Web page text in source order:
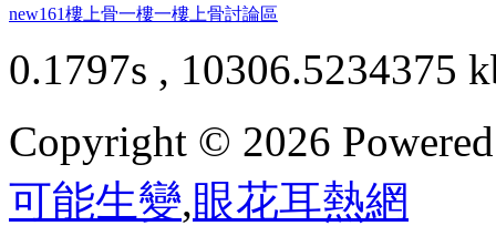
new161樓上骨一樓一樓上骨討論區
0.1797s , 10306.5234375
Copyright © 2026
可能生變,眼花耳熱網